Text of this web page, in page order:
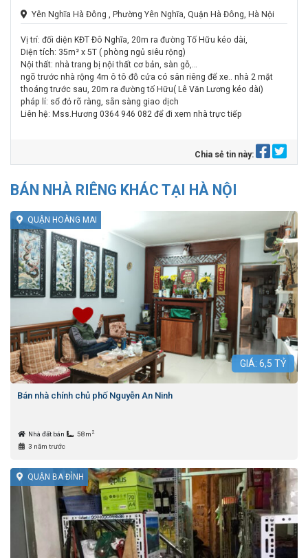
Yên Nghĩa Hà Đông , Phường Yên Nghĩa, Quận Hà Đông, Hà Nội
Vị trí: đối diện KĐT Đô Nghĩa, 20m ra đường Tố Hữu kéo dài,
Diện tích: 35m² x 5T ( phòng ngủ siêu rộng)
Nội thất: nhà trang bị nội thất cơ bản, sàn gỗ,…
ngõ trước nhà rộng 4m ô tô đỗ cửa có sân riêng để xe.. nhà 2 mặt
thoáng trước sau, 20m ra đường tố Hữu( Lê Văn Lương kéo dài)
pháp lí: sổ đỏ rõ ràng, sẵn sàng giao dịch
Liên hệ: Mss.Hương 0364 946 082 để đi xem nhà trực tiếp
Chia sẻ tin này:
BÁN NHÀ RIÊNG KHÁC TẠI HÀ NỘI
QUẬN HOÀNG MAI
GIÁ: 6,5 TỶ
Bán nhà chính chủ phố Nguyễn An Ninh
Nhà đất bán 58m 2
3 năm trước
QUẬN BA ĐÌNH